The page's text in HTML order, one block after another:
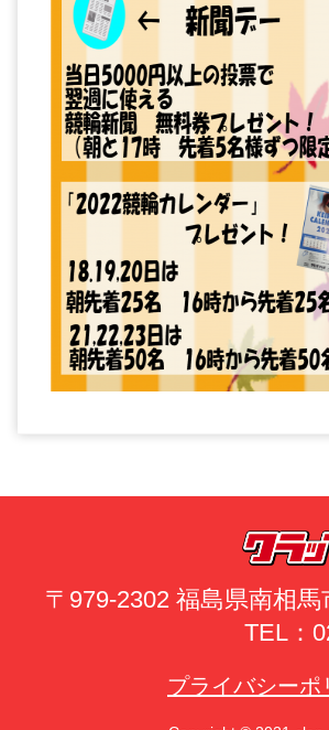
〒979-2302 福島県南相
TEL：
プライバシーポ